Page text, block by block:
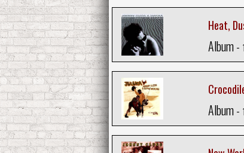
Heat,
Album -
Album -